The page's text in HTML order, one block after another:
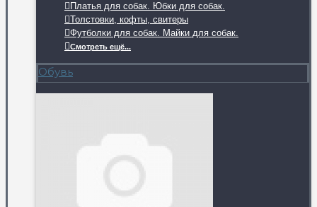
Платья для собак. Юбки для собак.
Толстовки, кофты, свитеры
Футболки для собак. Майки для собак.
Смотреть ещё...
Обувь